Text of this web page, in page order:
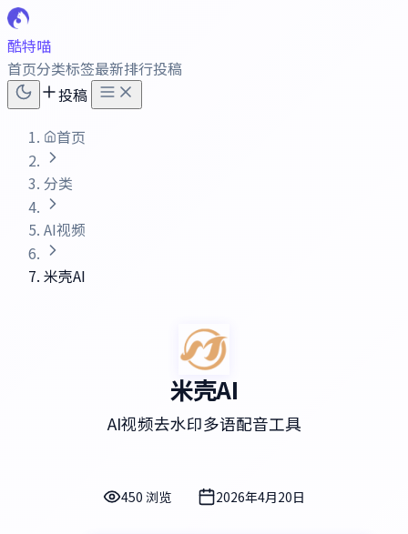
酷特喵
首页分类标签最新排行投稿
投稿
首页
分类
AI视频
米壳AI
米壳AI
AI视频去水印多语配音工具
450 浏览 2026年4月20日